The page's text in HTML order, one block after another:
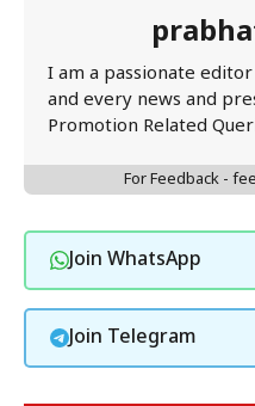
I am a passionate
and every news and
Promotion Related
For Feedback -
Join WhatsApp
Join Telegram